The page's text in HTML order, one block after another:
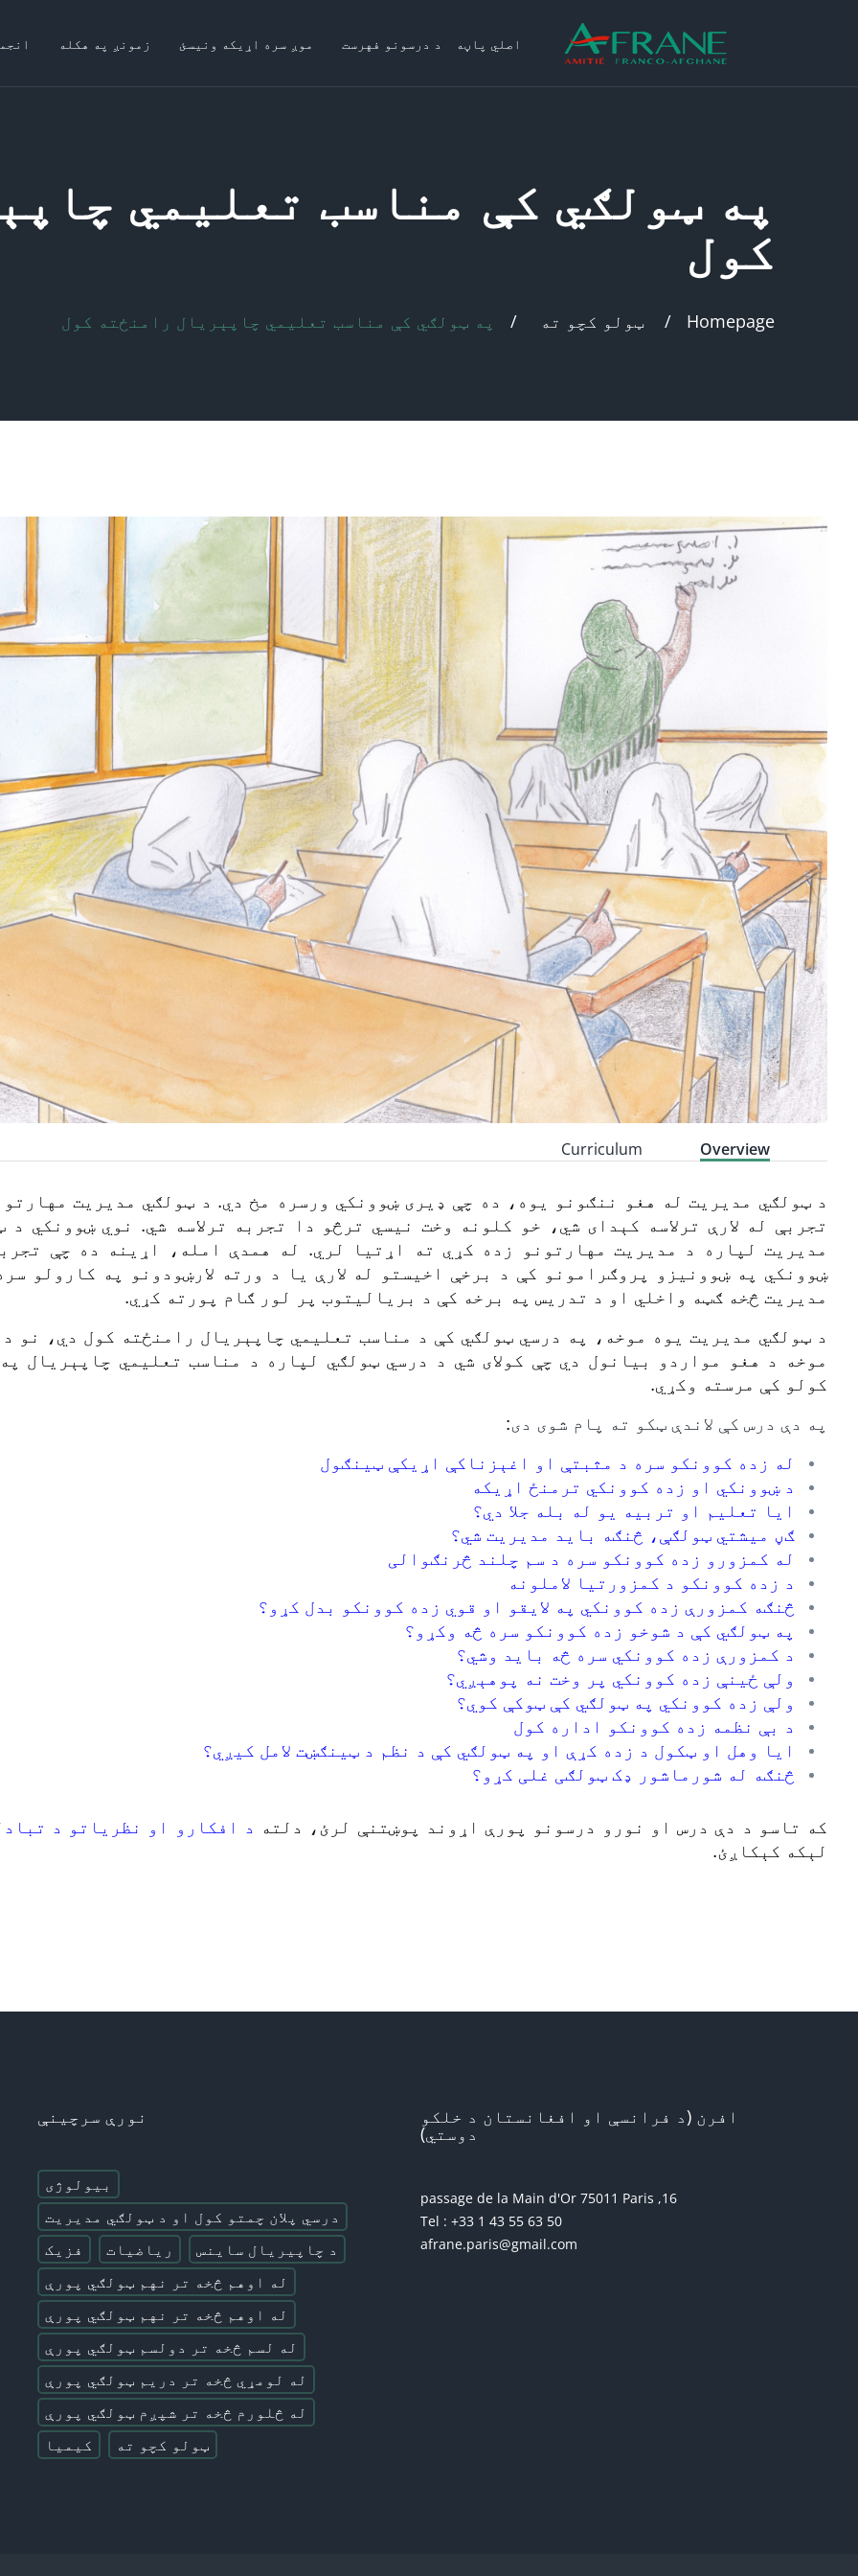
اصلي پاڼه د درسونو فهرست موږ سره اړیکه ونیسئ زمونږ په هکله
په ټولګي کې مناسب تعلیمي
کول
Homepage ټولو کچو ته په ټولګي کې مناسب تعلیمي چاپېریال رامنځته کول
Overview
Curriculum
د ټولګي مدیریت له هغو ننګونو یوه، ده چې ډیری ښوونکي ورسره مخ دي. د ټولګي مدیریت
تجربې له لارې ترلاسه کېدای شي، خو کلونه وخت نیسي ترڅو دا تجربه ترلاسه شي. نوي ښوونکي د
مدیریت لپاره د مدیریت مهارتونو زده کړي ته اړتیا لري. له همدې امله، اړینه ده چې
ښوونکي په ښوونیزو پروګرامونو کې د برخې اخیستو له لارې یا د ورته لارښودونو په کارولو
مدیریت څخه ګټه واخلي او د تدریس په برخه کې د بریالیتوب پر لور ګام پورته کړي.
د ټولګي مدیریت یوه موخه، په درسي ټولګي کې د مناسب تعلیمي چاپېریال رامنځته کول دي، نو
موخه د هغو مواردو بیانول دي چې کولای شي د درسي ټولګي لپاره د مناسب تعلیمي چاپېریال
کولو کې مرسته وکړي.
په دې درس کې لاندې ټکو ته پام شوی دی:
له زده کوونکو سره د مثبتې او اغېزناکې اړیکې ټینګول
د ښوونکي او زده کوونکي ترمنځ اړیکه
ایا تعلیم او تربیه یو له بله جلا دي؟
ګڼ میشتي ټولګې، څنګه باید مدیریت شي؟
له کمزورو زده کوونکو سره د سم چلند څرنګوالی
د زده کوونکو د کمزورتیا لاملونه
څنګه کمزورې زده کوونکي په لایقو او قوي زده کوونکو بدل کړو؟
په ټولګي کې د شوخو زده کوونکو سره څه وکړو؟
د کمزورې زده کوونکي سره څه باید وشي؟
ولې ځینې زده کوونکي پر وخت نه پوهېږي؟
ولې زده کوونکي په ټولګي کې ټوکې کوي؟
د بې نظمه زده کوونکو اداره کول
ایا وهل او ټکول د زده کړې او په ټولګي کې د نظم د ټینګښت لامل کیږي؟
څنګه له شورماشور ډک ټولګی غلی کړو؟
که تاسو د دې درس او نورو درسونو پورې اړوند پوښتنې لرئ، دلته د افکارو او نظریاتو د
لېکه کېکاږئ.
افرن (د فرانسې او افغانستان د خلکو
دوستي)
16, passage de la Main d'Or 75011 Paris
Tel : +33 1 43 55 63 50
afrane.paris@gmail.com
نورې سرچینې
بیولوژی
درسي پلان چمتو کول او د ټولګي مدیریت
د چاپیریال ساینس
ریاضیات
فزیک
له اوهم څخه تر نهم ټولګي پورې
له اوهم څخه تر نهم ټولګي پورې
له لسم څخه تر دولسم ټولګي پورې
له لومړي څخه تر دریم ټولګي پورې
له څلورم څخه تر شپږم ټولګي پورې
ټولو کچو ته
کیمیا